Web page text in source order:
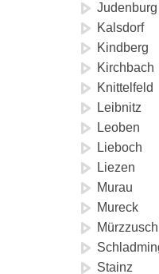
Judenburg
Kalsdorf
Kindberg
Kirchbach
Knittelfeld
Leibnitz
Leoben
Lieboch
Liezen
Murau
Mureck
Stainz